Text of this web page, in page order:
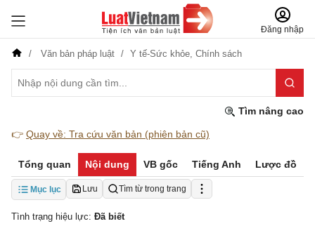
Đăng nhập
Văn bản pháp luật Y tế-Sức khỏe, Chính sách
Tìm nâng cao
👉 Quay về: Tra cứu văn bản (phiên bản cũ)
Tổng quan Nội dung VB gốc Tiếng Anh Lược đồ
Mục lục Lưu Tìm từ trong trang
Tình trạng hiệu lực: Đã biết